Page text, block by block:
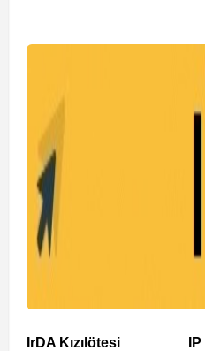
IrDA Kızılötesi